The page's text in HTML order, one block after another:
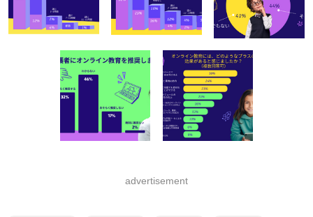
advertisement